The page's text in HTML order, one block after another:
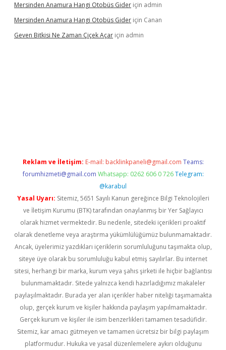
Mersinden Anamura Hangi Otobüs Gider için admin
Mersinden Anamura Hangi Otobüs Gider için Canan
Geven Bitkisi Ne Zaman Çiçek Açar için admin
Reklam ve İletişim: E-mail: backlinkpaneli@gmail.com Teams:
forumhizmeti@gmail.com Whatsapp: 0262 606 0 726 Telegram:
@karabul
Yasal Uyarı: Sitemiz, 5651 Sayılı Kanun gereğince Bilgi Teknolojileri
ve İletişim Kurumu (BTK) tarafından onaylanmış bir Yer Sağlayıcı
olarak hizmet vermektedir. Bu nedenle, sitedeki içerikleri proaktif
olarak denetleme veya araştırma yükümlülüğümüz bulunmamaktadır.
Ancak, üyelerimiz yazdıkları içeriklerin sorumluluğunu taşımakta olup,
siteye üye olarak bu sorumluluğu kabul etmiş sayılırlar. Bu internet
sitesi, herhangi bir marka, kurum veya şahıs şirketi ile hiçbir bağlantısı
bulunmamaktadır. Sitede yalnızca kendi hazırladığımız makaleler
paylaşılmaktadır. Burada yer alan içerikler haber niteliği taşımamakta
olup, gerçek kurum ve kişiler hakkında paylaşım yapılmamaktadır.
Gerçek kurum ve kişiler ile isim benzerlikleri tamamen tesadüfidir.
Sitemiz, kar amacı gütmeyen ve tamamen ücretsiz bir bilgi paylaşım
platformudur. Hukuka ve yasal düzenlemelere aykırı olduğunu